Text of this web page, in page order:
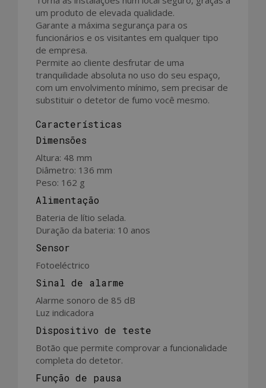
um produto de elevada qualidade.
Garante a máxima segurança para os
funcionários e os visitantes em qualquer tipo
de empresa.
Permite ao cliente desfrutar de uma
tranquilidade absoluta no uso do seu espaço,
com um envolvimento mínimo, sem precisar de
substituir o detetor de fumo você mesmo.
Características
Dimensões
Altura: 48 mm
Diâmetro: 136 mm
Peso: 162 g
Alimentação
Bateria de lítio selada.
Duração da bateria: 10 anos
Sensor
Fotoeléctrico
Sinal de alarme
Alarme sonoro de 85 dB
Luz indicadora
Dispositivo de teste
Botão que permite comprovar a funcionalidade
completa do detetor.
Função de pausa